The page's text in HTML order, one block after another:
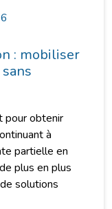
: mobiliser
pour obtenir
à
partielle en
plus en plus
solutions